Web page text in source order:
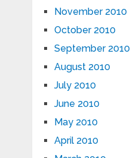
November 2010
October 2010
September 2010
August 2010
July 2010
June 2010
May 2010
April 2010